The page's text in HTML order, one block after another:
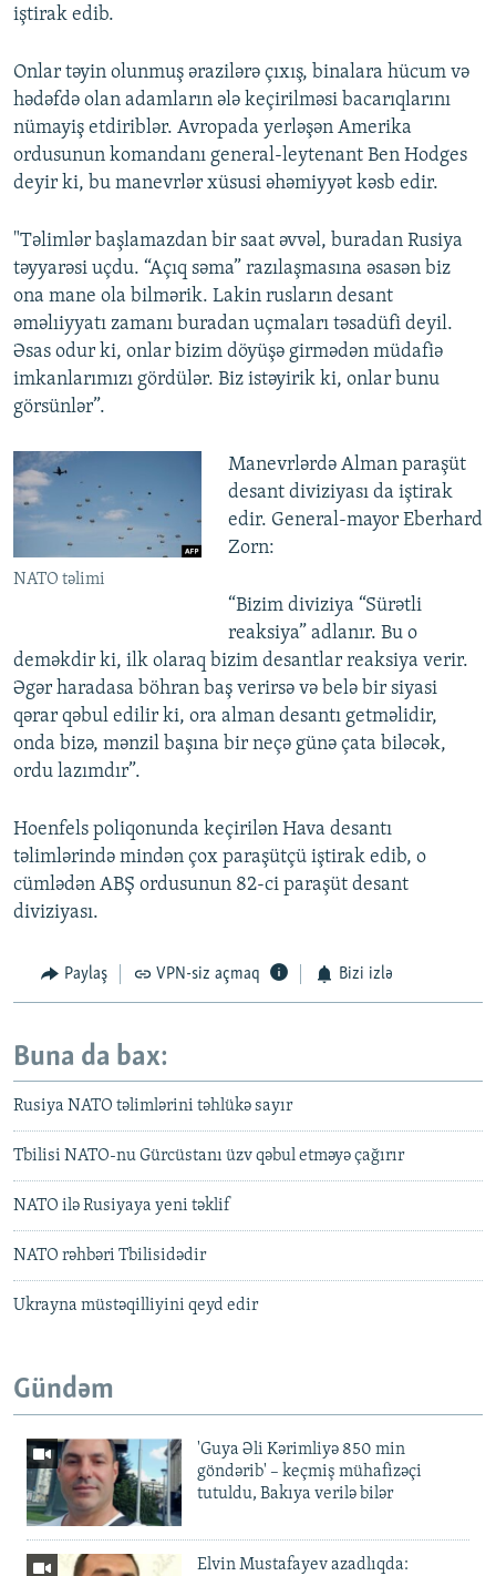
iştirak edib.
Onlar təyin olunmuş ərazilərə çıxış, binalara hücum və
hədəfdə olan adamların ələ keçirilməsi bacarıqlarını
nümayiş etdiriblər. Avropada yerləşən Amerika
ordusunun komandanı general-leytenant Ben Hodges
deyir ki, bu manevrlər xüsusi əhəmiyyət kəsb edir.
"Təlimlər başlamazdan bir saat əvvəl, buradan Rusiya
təyyarəsi uçdu. “Açıq səma” razılaşmasına əsasən biz
ona mane ola bilmərik. Lakin rusların desant
əməlıiyyatı zamanı buradan uçmaları təsadüfi deyil.
Əsas odur ki, onlar bizim döyüşə girmədən müdafiə
imkanlarımızı gördülər. Biz istəyirik ki, onlar bunu
görsünlər”.
NATO təlimi
Manevrlərdə Alman paraşüt
desant diviziyası da iştirak
edir. General-mayor Eberhard
Zorn:
“Bizim diviziya “Sürətli
reaksiya” adlanır. Bu o
deməkdir ki, ilk olaraq bizim desantlar reaksiya verir.
Əgər haradasa böhran baş verirsə və belə bir siyasi
qərar qəbul edilir ki, ora alman desantı getməlidir,
onda bizə, mənzil başına bir neçə günə çata biləcək,
ordu lazımdır”.
Hoenfels poliqonunda keçirilən Hava desantı
təlimlərində mindən çox paraşütçü iştirak edib, o
cümlədən ABŞ ordusunun 82-ci paraşüt desant
diviziyası.
Paylaş VPN-siz açmaq Bizi izlə
Buna da bax:
Rusiya NATO təlimlərini təhlükə sayır
Tbilisi NATO-nu Gürcüstanı üzv qəbul etməyə çağırır
NATO ilə Rusiyaya yeni təklif
NATO rəhbəri Tbilisidədir
Ukrayna müstəqilliyini qeyd edir
Gündəm
'Guya Əli Kərimliyə 850 min
göndərib' – keçmiş mühafizəçi
tutuldu, Bakıya verilə bilər
Elvin Mustafayev azadlıqda: